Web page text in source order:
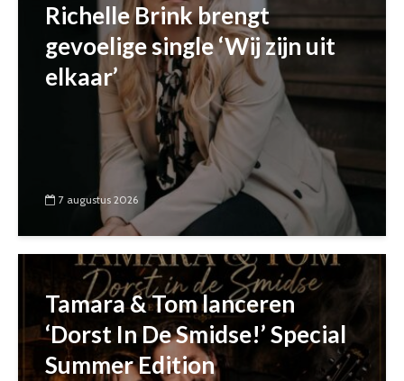
Richelle Brink brengt
gevoelige single ‘Wij zijn uit
elkaar’
7 augustus 2026
Tamara & Tom lanceren
‘Dorst In De Smidse!’ Special
Summer Edition